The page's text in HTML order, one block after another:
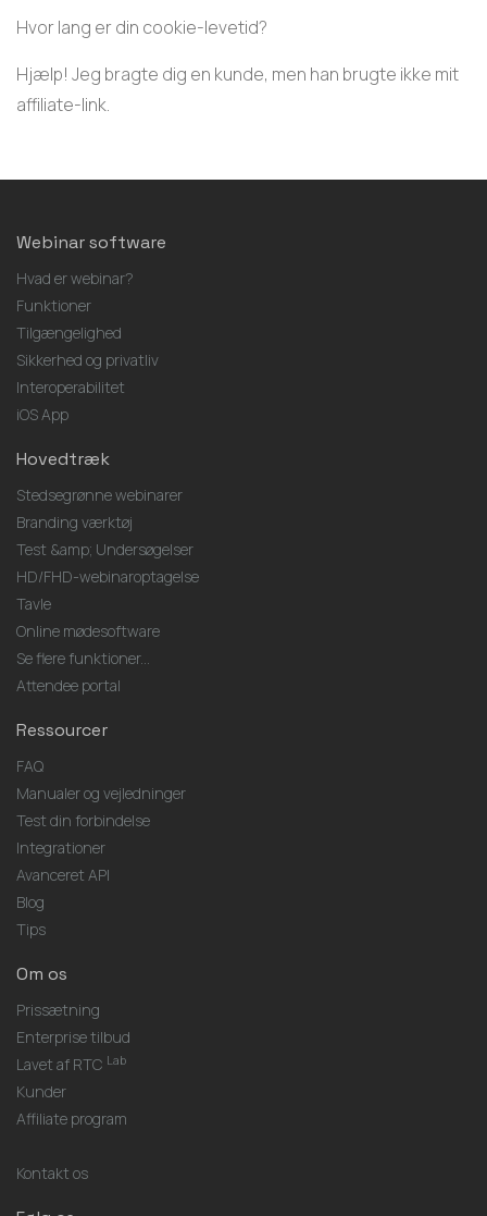
Hvor lang er din cookie-levetid?
Hjælp! Jeg bragte dig en kunde, men han brugte ikke mit
affiliate-link.
Webinar software
Hvad er webinar?
Funktioner
Tilgængelighed
Sikkerhed og privatliv
Interoperabilitet
iOS App
Hovedtræk
Stedsegrønne webinarer
Branding værktøj
Test &amp; Undersøgelser
HD/FHD-webinaroptagelse
Tavle
Online mødesoftware
Se flere funktioner...
Attendee portal
Ressourcer
FAQ
Manualer og vejledninger
Test din forbindelse
Integrationer
Avanceret API
Blog
Tips
Om os
Prissætning
Enterprise tilbud
Lavet af RTC Lab
Kunder
Affiliate program
Kontakt os